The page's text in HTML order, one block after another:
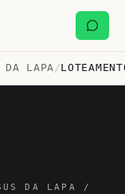
DA LAPA/
DA LAPA /